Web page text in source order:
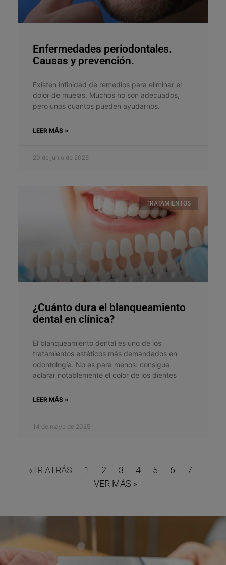
Enfermedades periodontales.
Causas y prevención.
Existen infinidad de remedios para eliminar el
dolor de muelas. Muchos no son adecuados,
pero unos cuantos pueden ayudarnos.
LEER MÁS »
20 de junio de 2025
TRATAMIENTOS
¿Cuánto dura el blanqueamiento
dental en clínica?
El blanqueamiento dental es uno de los
tratamientos estéticos más demandados en
odontología. No es para menos: consigue
aclarar notablemente el color de los dientes
LEER MÁS »
14 de mayo de 2025
« IR ATRÁS 1 2 3 4 5 6
7
VER MÁS »